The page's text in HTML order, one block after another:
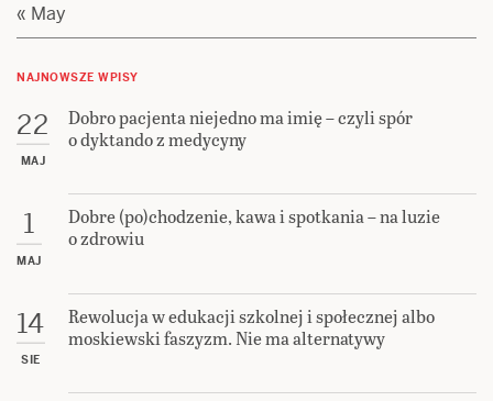
« May
NAJNOWSZE WPISY
22
MAJ
Dobro pacjenta niejedno ma imię – czyli spór
o dyktando z medycyny
1
MAJ
Dobre (po)chodzenie, kawa i spotkania – na luzie
o zdrowiu
14
SIE
Rewolucja w edukacji szkolnej i społecznej albo
moskiewski faszyzm. Nie ma alternatywy